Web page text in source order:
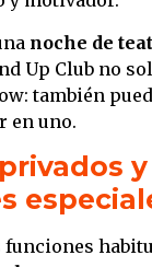
noche de
Up Club no
también
en uno.
y
funciones